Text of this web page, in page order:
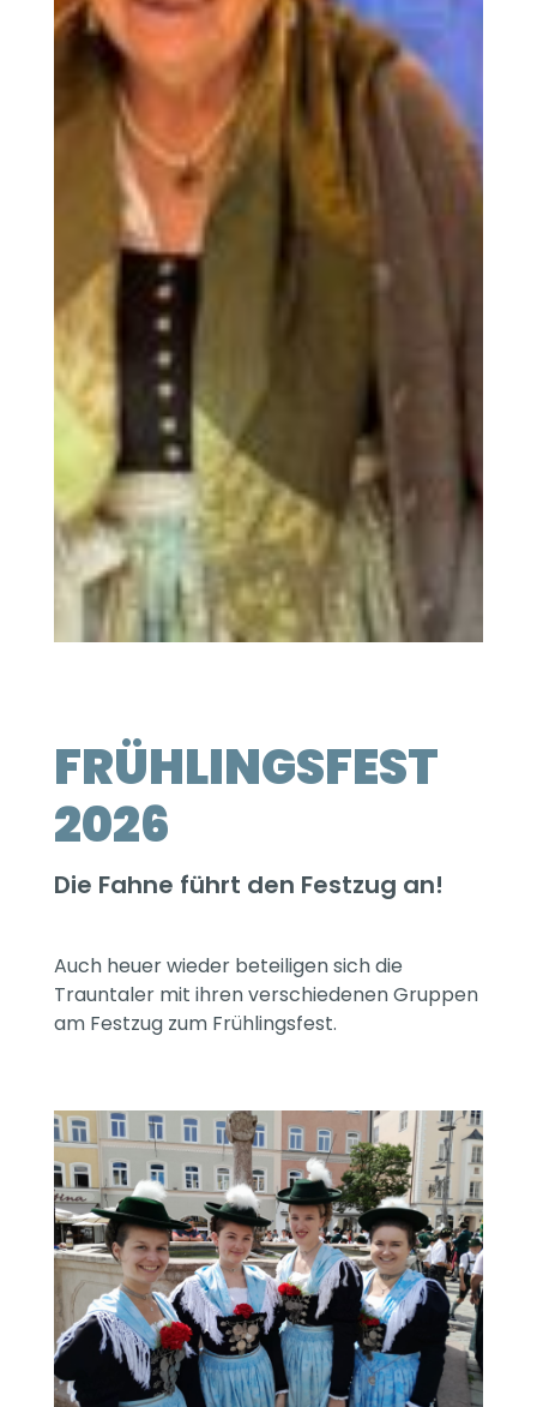
FRÜHLINGSFEST
2026
Die Fahne führt den Festzug an!
Auch heuer wieder beteiligen sich die
Trauntaler mit ihren verschiedenen Gruppen
am Festzug zum Frühlingsfest.